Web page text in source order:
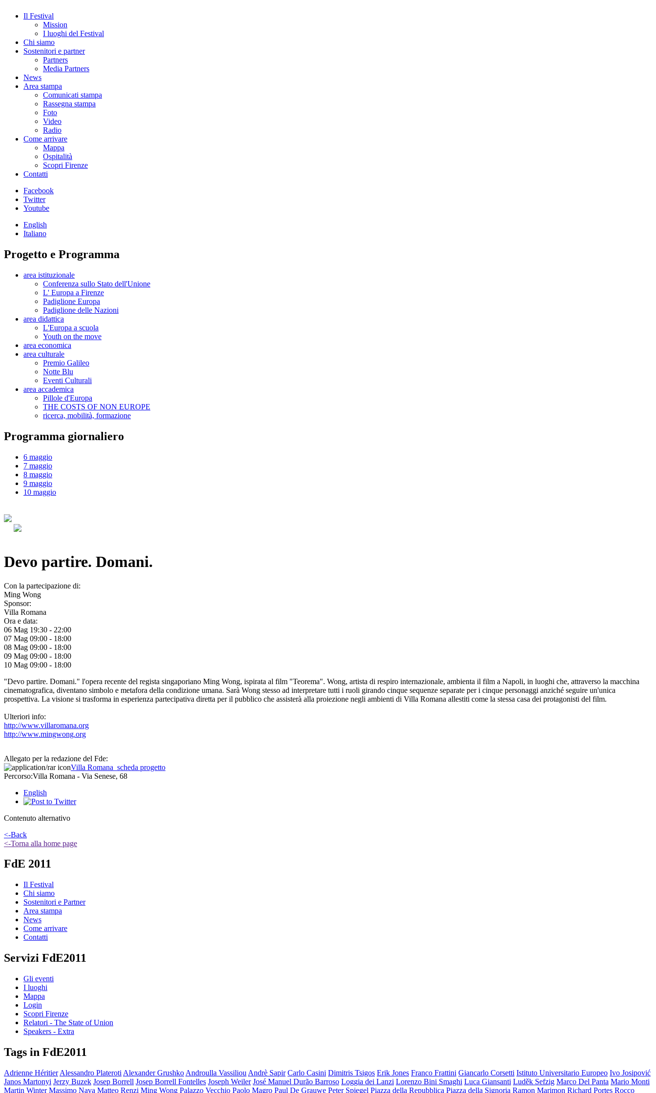
Il Festival
Mission
I luoghi del Festival
Chi siamo
Sostenitori e partner
Partners
Media Partners
News
Area stampa
Comunicati stampa
Rassegna stampa
Foto
Video
Radio
Come arrivare
Mappa
Ospitalità
Scopri Firenze
Contatti
Facebook
Twitter
Youtube
English
Italiano
Progetto e Programma
area istituzionale
Conferenza sullo Stato dell'Unione
L' Europa a Firenze
Padiglione Europa
Padiglione delle Nazioni
area didattica
L'Europa a scuola
Youth on the move
area economica
area culturale
Premio Galileo
Notte Blu
Eventi Culturali
area accademica
Pillole d'Europa
THE COSTS OF NON EUROPE
ricerca, mobilità, formazione
Programma giornaliero
6 maggio
7 maggio
8 maggio
9 maggio
10 maggio
Devo partire. Domani.
Con la partecipazione di:
Ming Wong
Sponsor:
Villa Romana
Ora e data:
06 Mag 19:30 - 22:00
07 Mag 09:00 - 18:00
08 Mag 09:00 - 18:00
09 Mag 09:00 - 18:00
10 Mag 09:00 - 18:00
"Devo partire. Domani." l'opera recente del regista singaporiano Ming Wong, ispirata al film "Teorema". Wong, artista di respiro internazionale, ambienta il film a Napoli, in luoghi che, attraverso la macchina
cinematografica, diventano simbolo e metafora della condizione umana. Sarà Wong stesso ad interpretare tutti i ruoli girando cinque sequenze separate per i cinque personaggi anziché seguire un'unica
prospettiva. La visione si trasforma in esperienza partecipativa diretta per il pubblico che assisterà alla proiezione negli ambienti di Villa Romana allestiti come la stessa casa dei protagonisti del film.
Ulteriori info:
http://www.villaromana.org
http://www.mingwong.org
Allegato per la redazione del Fde:
Villa Romana_scheda progetto
Percorso:Villa Romana - Via Senese, 68
English
Contenuto alternativo
<-Back
<-Torna alla home page
FdE 2011
Il Festival
Chi siamo
Sostenitori e Partner
Area stampa
News
Come arrivare
Contatti
Servizi FdE2011
Gli eventi
I luoghi
Mappa
Login
Scopri Firenze
Relatori - The State of Union
Speakers - Extra
Tags in FdE2011
Adrienne Héritier Alessandro Plateroti Alexander Grushko Androulla Vassiliou Andrè Sapir Carlo Casini Dimitris Tsigos Erik Jones Franco Frattini Giancarlo Corsetti Istituto Universitario Europeo Ivo Josipović
Janos Martonyi Jerzy Buzek Josep Borrell Josep Borrell Fontelles Joseph Weiler José Manuel Durão Barroso Loggia dei Lanzi Lorenzo Bini Smaghi Luca Giansanti Luděk Sefzig Marco Del Panta Mario Monti
Martin Winter Massimo Nava Matteo Renzi Ming Wong Palazzo Vecchio Paolo Magro Paul De Grauwe Peter Spiegel Piazza della Repubblica Piazza della Signoria Ramon Marimon Richard Portes Rocco